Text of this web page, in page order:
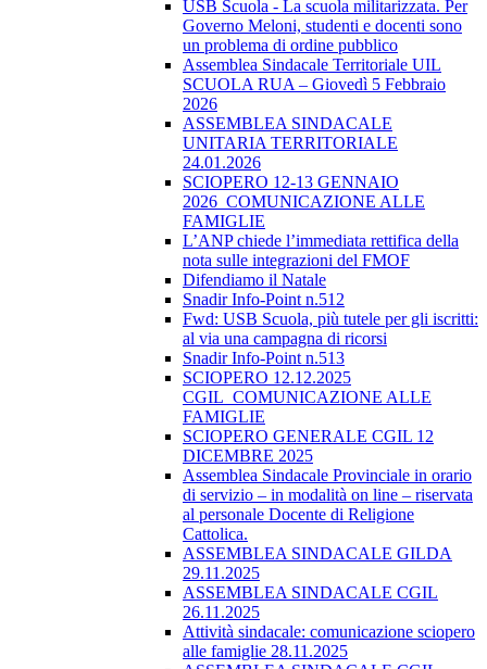
USB Scuola - La scuola militarizzata. Per
Governo Meloni, studenti e docenti sono
un problema di ordine pubblico
Assemblea Sindacale Territoriale UIL
SCUOLA RUA – Giovedì 5 Febbraio
2026
ASSEMBLEA SINDACALE
UNITARIA TERRITORIALE
24.01.2026
SCIOPERO 12-13 GENNAIO
2026_COMUNICAZIONE ALLE
FAMIGLIE
L’ANP chiede l’immediata rettifica della
nota sulle integrazioni del FMOF
Difendiamo il Natale
Snadir Info-Point n.512
Fwd: USB Scuola, più tutele per gli iscritti:
al via una campagna di ricorsi
Snadir Info-Point n.513
SCIOPERO 12.12.2025
CGIL_COMUNICAZIONE ALLE
FAMIGLIE
SCIOPERO GENERALE CGIL 12
DICEMBRE 2025
Assemblea Sindacale Provinciale in orario
di servizio – in modalità on line – riservata
al personale Docente di Religione
Cattolica.
ASSEMBLEA SINDACALE GILDA
29.11.2025
ASSEMBLEA SINDACALE CGIL
26.11.2025
Attività sindacale: comunicazione sciopero
alle famiglie 28.11.2025